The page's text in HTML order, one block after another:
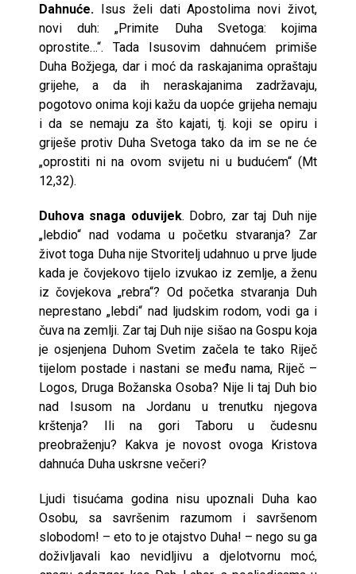
Dahnuće. Isus želi dati Apostolima novi život,
novi duh: „Primite Duha Svetoga: kojima
oprostite…“. Tada Isusovim dahnućem primiše
Duha Božjega, dar i moć da raskajanima opraštaju
grijehe, a da ih neraskajanima zadržavaju,
pogotovo onima koji kažu da uopće grijeha nemaju
i da se nemaju za što kajati, tj. koji se opiru i
griješe protiv Duha Svetoga tako da im se ne će
„oprostiti ni na ovom svijetu ni u budućem“ (Mt
12,32).
Duhova snaga oduvijek. Dobro, zar taj Duh nije
„lebdio“ nad vodama u početku stvaranja? Zar
život toga Duha nije Stvoritelj udahnuo u prve ljude
kada je čovjekovo tijelo izvukao iz zemlje, a ženu
iz čovjekova „rebra“? Od početka stvaranja Duh
neprestano „lebdi“ nad ljudskim rodom, vodi ga i
čuva na zemlji. Zar taj Duh nije sišao na Gospu koja
je osjenjena Duhom Svetim začela te tako Riječ
tijelom postade i nastani se među nama, Riječ –
Logos, Druga Božanska Osoba? Nije li taj Duh bio
nad Isusom na Jordanu u trenutku njegova
krštenja? Ili na gori Taboru u čudesnu
preobraženju? Kakva je novost ovoga Kristova
dahnuća Duha uskrsne večeri?
Ljudi tisućama godina nisu upoznali Duha kao
Osobu, sa savršenim razumom i savršenom
slobodom! – eto to je otajstvo Duha! – nego su ga
doživljavali kao nevidljivu a djelotvornu moć,